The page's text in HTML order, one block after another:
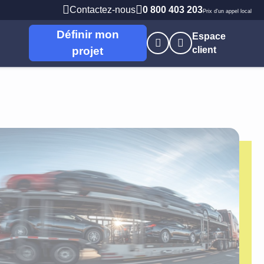
Contactez-nous 0 800 403 203Prix d'un appel local
Artisans / commerçants
Définir mon
projet
Espace
client